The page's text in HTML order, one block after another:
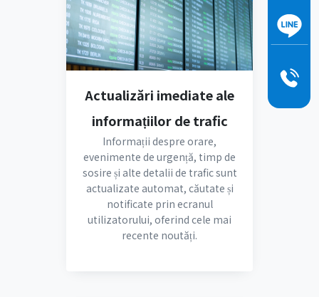
Actualizări imediate ale
informațiilor de trafic
Informații despre orare,
evenimente de urgență, timp de
sosire și alte detalii de trafic sunt
actualizate automat, căutate și
notificate prin ecranul
utilizatorului, oferind cele mai
recente noutăți.